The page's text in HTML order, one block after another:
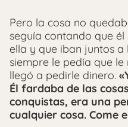
Pero la cosa no
seguía contando que
ella y que iban juntos
siempre le pedía que
llegó a pedirle dinero.
Él fardaba de las
conquistas, era una
cualquier cosa. Come